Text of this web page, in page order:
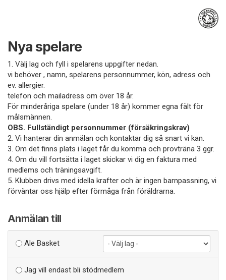
Nya spelare
1. Välj lag och fyll i spelarens uppgifter nedan.
vi behöver , namn, spelarens personnummer, kön, adress och
ev. allergier.
telefon och mailadress om över 18 år.
För minderåriga spelare (under 18 år) kommer egna fält för
målsmännen.
OBS. Fullständigt personnummer (försäkringskrav)
2. Vi hanterar din anmälan och kontaktar dig så snart vi kan.
3. Om det finns plats i laget får du komma och provträna 3 ggr.
4. Om du vill fortsätta i laget skickar vi dig en faktura med
medlems och träningsavgift.
5. Klubben drivs med idella krafter och är ingen barnpassning, vi
förväntar oss hjälp efter förmåga från föräldrarna.
Anmälan till
Ale Basket
Jag vill endast bli stödmedlem